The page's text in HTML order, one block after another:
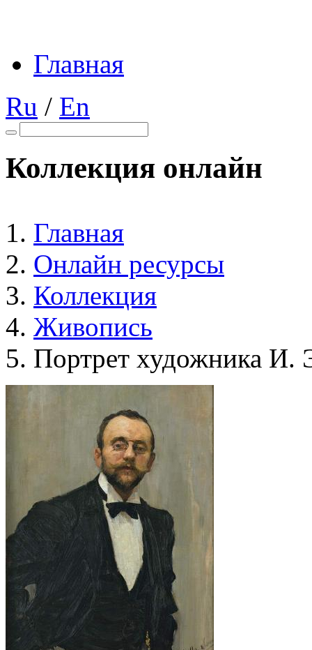
Главная
Ru / En
Коллекция онлайн
Главная
Онлайн ресурсы
Коллекция
Живопись
Портрет художника И.